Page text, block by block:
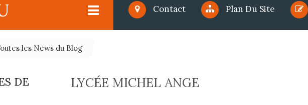
Contact Plan Du Site
les News du Blog
LYCÉE MICHEL ANGE
DE